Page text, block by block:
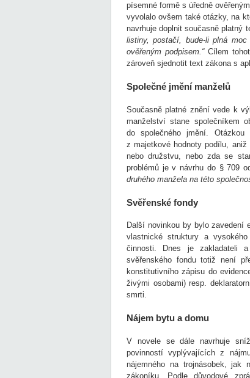
písemné formě s úředně
vyvolalo ovšem také otázky, na
navrhuje doplnit současně platný
listiny, postačí, bude-li plná
ověřeným podpisem.“ Cílem
zároveň sjednotit text zákona s
Společné jmění manželů
Současně platné znění vede k
manželství stane společníkem
do společného jmění.
z majetkové hodnoty podílu,
nebo družstvu, nebo zda se
problémů je v návrhu do § 709
druhého manžela na této
Svěřenské fondy
Další novinkou by bylo zavedení
vlastnické struktury a
činnosti. Dnes je zakladateli
svěřenského fondu totiž není
konstitutivního zápisu do
živými osobami) resp.
smrti.
Nájem bytu a domu
V novele se dále navrhuje
povinností vyplývajících z
nájemného na trojnásobek, jak
zákoníku. Podle důvodové